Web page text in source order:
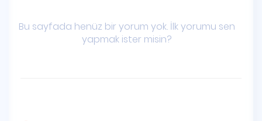
Bu sayfada henüz bir yorum yok. İlk yorumu sen
yapmak ister misin?